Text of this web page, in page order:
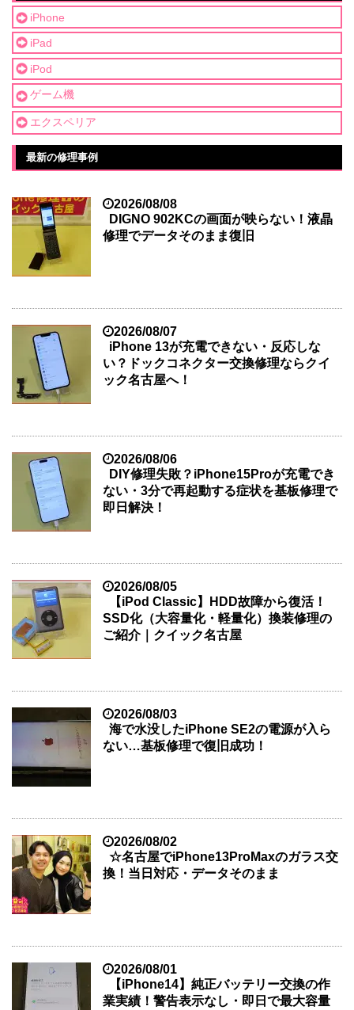
iPhone
iPad
iPod
ゲーム機
エクスペリア
最新の修理事例
2026/08/08
DIGNO 902KCの画面が映らない！液晶
修理でデータそのまま復旧
2026/08/07
iPhone 13が充電できない・反応しな
い？ドックコネクター交換修理ならクイ
ック名古屋へ！
2026/08/06
DIY修理失敗？iPhone15Proが充電でき
ない・3分で再起動する症状を基板修理で
即日解決！
2026/08/05
【iPod Classic】HDD故障から復活！
SSD化（大容量化・軽量化）換装修理の
ご紹介｜クイック名古屋
2026/08/03
海で水没したiPhone SE2の電源が入ら
ない…基板修理で復旧成功！
2026/08/02
☆名古屋でiPhone13ProMaxのガラス交
換！当日対応・データそのまま
2026/08/01
【iPhone14】純正バッテリー交換の作
業実績！警告表示なし・即日で最大容量